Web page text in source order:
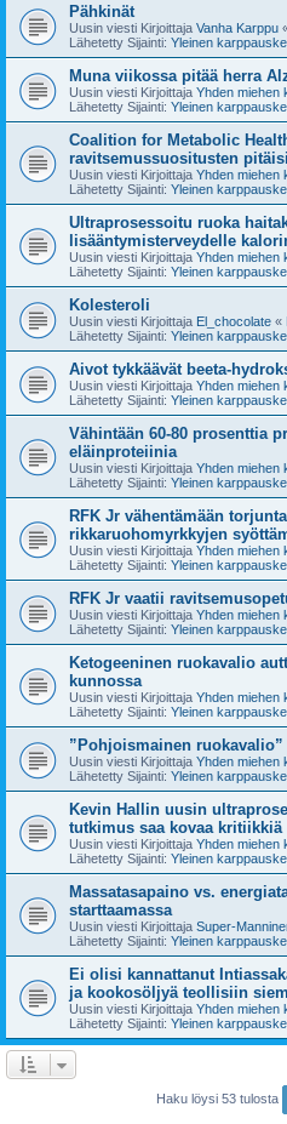
Pähkinät
Uusin viesti Kirjoittaja Vanha Karppu
Lähetetty Sijainti: Yleinen
Muna viikossa pitää herra
Uusin viesti Kirjoittaja Yhden miehen
Lähetetty Sijainti: Yleinen
Coalition for Metabolic
ravitsemussuositusten
Uusin viesti Kirjoittaja Yhden miehen
Lähetetty Sijainti: Yleinen
Ultraprosessoitu ruoka
lisääntymisterveydelle
Uusin viesti Kirjoittaja Yhden miehen
Lähetetty Sijainti: Yleinen
Kolesteroli
Uusin viesti Kirjoittaja El_chocolate «
Lähetetty Sijainti: Yleinen
Aivot tykkäävät beeta-
Uusin viesti Kirjoittaja Yhden miehen
Lähetetty Sijainti: Yleinen
Vähintään 60-80 prosenttia
eläinproteiinia
Uusin viesti Kirjoittaja Yhden miehen
Lähetetty Sijainti: Yleinen
RFK Jr vähentämään
rikkaruohomyrkkyjen
Uusin viesti Kirjoittaja Yhden miehen
Lähetetty Sijainti: Yleinen
RFK Jr vaatii
Uusin viesti Kirjoittaja Yhden miehen
Lähetetty Sijainti: Yleinen
Ketogeeninen ruokavalio
kunnossa
Uusin viesti Kirjoittaja Yhden miehen
Lähetetty Sijainti: Yleinen
”Pohjoismainen
Uusin viesti Kirjoittaja Yhden miehen
Lähetetty Sijainti: Yleinen
Kevin Hallin uusin
tutkimus saa kovaa kritiikkiä
Uusin viesti Kirjoittaja Yhden miehen
Lähetetty Sijainti: Yleinen
Massatasapaino vs.
starttaamassa
Uusin viesti Kirjoittaja Super-
Lähetetty Sijainti: Yleinen
Ei olisi kannattanut
ja kookosöljyä teollisiin
Uusin viesti Kirjoittaja Yhden miehen
Lähetetty Sijainti: Yleinen
Haku löysi 53 tulosta